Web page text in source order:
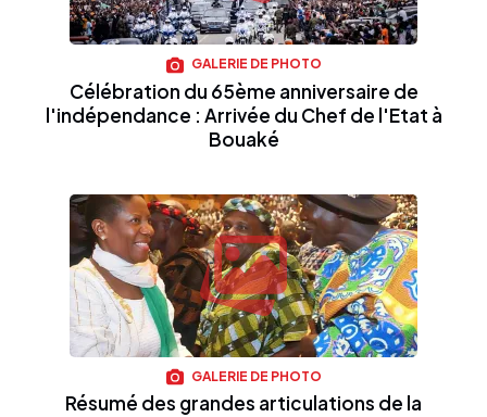
GALERIE DE PHOTO
Célébration du 65ème anniversaire de
l'indépendance : Arrivée du Chef de l'Etat à
Bouaké
GALERIE DE PHOTO
Résumé des grandes articulations de la